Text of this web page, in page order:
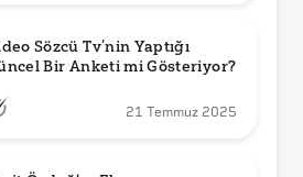
Sözcü Tv’nin Yaptığı
Bir Anketi mi Gösteriyor?
21 Temmuz 2025